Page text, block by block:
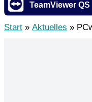
TeamViewer QS
Start Aktuelles